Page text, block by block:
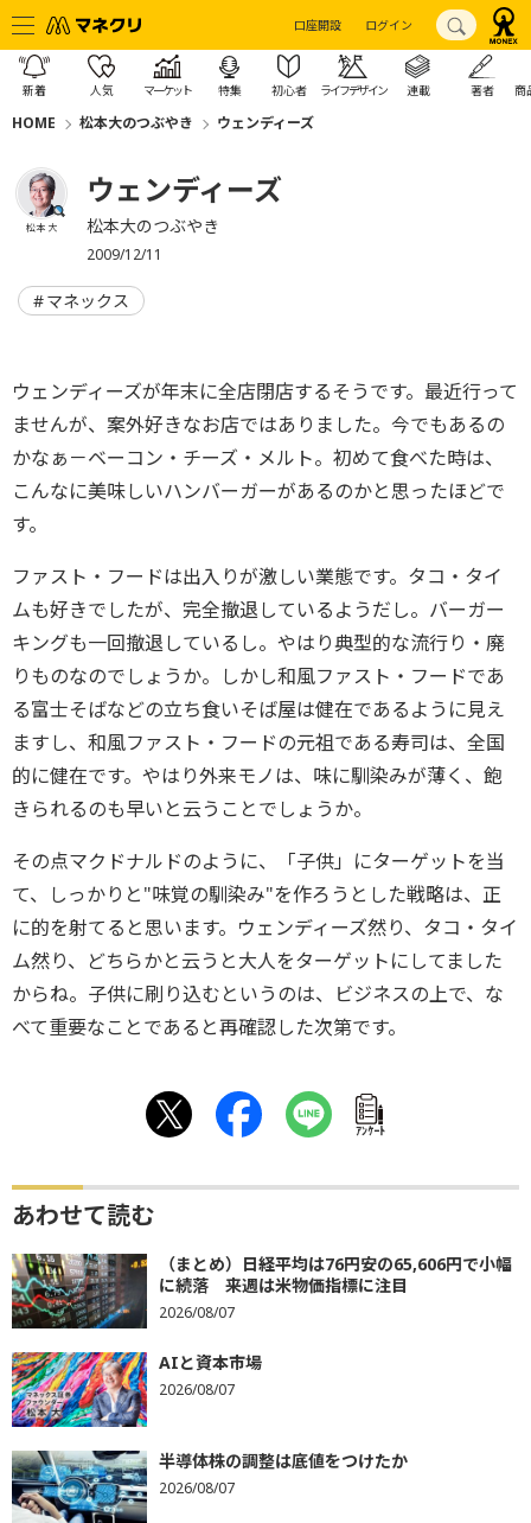
口座開設 ログイン
新着 人気 マーケット 特集 初心者 ライフデザイン 連載 著者 商
HOME 松本大のつぶやき ウェンディーズ
松本 大
ウェンディーズ
松本大のつぶやき
2009/12/11
マネックス
ウェンディーズが年末に全店閉店するそうです。最近行って
ませんが、案外好きなお店ではありました。今でもあるの
かなぁ－ベーコン・チーズ・メルト。初めて食べた時は、
こんなに美味しいハンバーガーがあるのかと思ったほどで
す。
ファスト・フードは出入りが激しい業態です。タコ・タイ
ムも好きでしたが、完全撤退しているようだし。バーガー
キングも一回撤退しているし。やはり典型的な流行り・廃
りものなのでしょうか。しかし和風ファスト・フードであ
る富士そばなどの立ち食いそば屋は健在であるように見え
ますし、和風ファスト・フードの元祖である寿司は、全国
的に健在です。やはり外来モノは、味に馴染みが薄く、飽
きられるのも早いと云うことでしょうか。
その点マクドナルドのように、「子供」にターゲットを当
て、しっかりと"味覚の馴染み"を作ろうとした戦略は、正
に的を射てると思います。ウェンディーズ然り、タコ・タイ
ム然り、どちらかと云うと大人をターゲットにしてました
からね。子供に刷り込むというのは、ビジネスの上で、な
べて重要なことであると再確認した次第です。
ｱﾝｹｰﾄ
あわせて読む
（まとめ）日経平均は76円安の65,606円で小幅
に続落 来週は米物価指標に注目
2026/08/07
AIと資本市場
2026/08/07
半導体株の調整は底値をつけたか
2026/08/07